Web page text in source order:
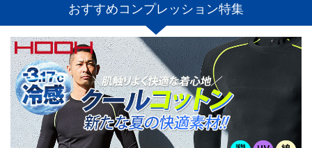
おすすめコンプレッション特集